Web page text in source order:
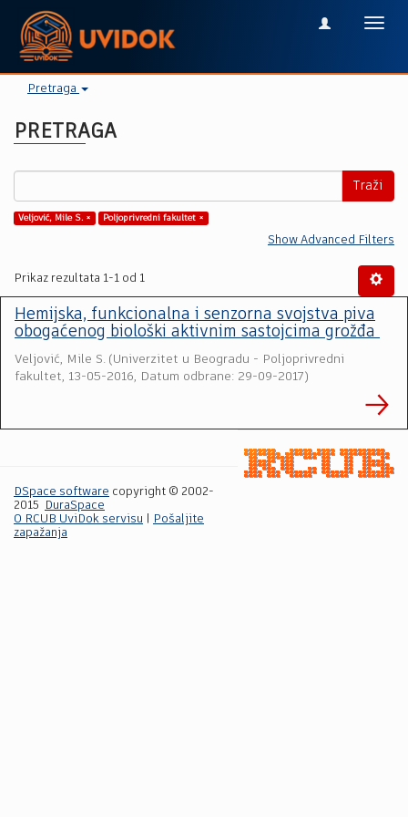
Pretraga
PRETRAGA
Traži
Veljović, Mile S. × Poljoprivredni fakultet ×
Show Advanced Filters
Prikaz rezultata 1-1 od 1
Hemijska, funkcionalna i senzorna svojstva piva
obogaćenog biološki aktivnim sastojcima grožđa
Veljović, Mile S. (Univerzitet u Beogradu - Poljoprivredni
fakultet, 13-05-2016, Datum odbrane: 29-09-2017)
DSpace software copyright © 2002-
2015
DuraSpace
O RCUB UviDok servisu
Pošaljite
zapažanja